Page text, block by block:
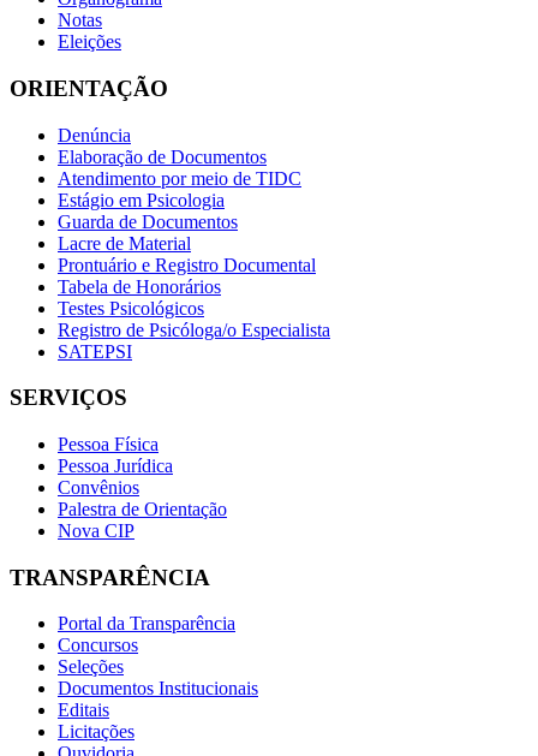
Notas
Eleições
ORIENTAÇÃO
Denúncia
Elaboração de Documentos
Atendimento por meio de TIDC
Estágio em Psicologia
Guarda de Documentos
Lacre de Material
Prontuário e Registro Documental
Tabela de Honorários
Testes Psicológicos
Registro de Psicóloga/o Especialista
SATEPSI
SERVIÇOS
Pessoa Física
Pessoa Jurídica
Convênios
Palestra de Orientação
Nova CIP
TRANSPARÊNCIA
Portal da Transparência
Concursos
Seleções
Documentos Institucionais
Editais
Licitações